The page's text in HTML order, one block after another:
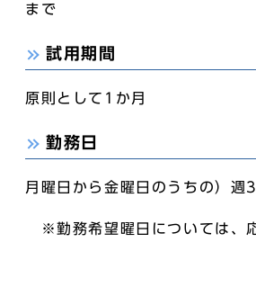
まで
試用期間
原則として1か月
勤務日
月曜日から金曜日のうちの）週
※勤務希望曜日については、